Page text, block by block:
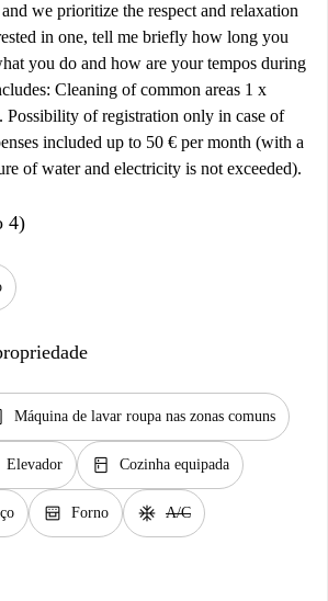
we prioritize the respect and relaxation
in one, tell me briefly how long you
you do and how are your tempos during
Cleaning of common areas 1 x
of registration only in case of
included up to 50 € per month (with a
of water and electricity is not exceeded).
4)
Máquina de lavar roupa nas zonas comuns
Elevador kitchen Cozinha equipada
oven_gen Forno ac_unit A/C